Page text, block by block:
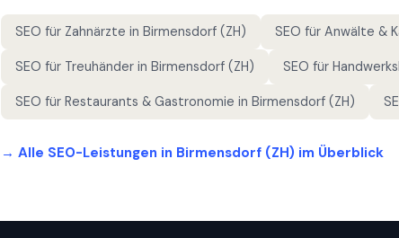
SEO für Zahnärzte in Birmensdorf (ZH) SEO für Anwälte &
SEO für Treuhänder in Birmensdorf (ZH) SEO für
SEO für Restaurants & Gastronomie in Birmensdorf (ZH)
→ Alle SEO-Leistungen in Birmensdorf (ZH) im Überblick